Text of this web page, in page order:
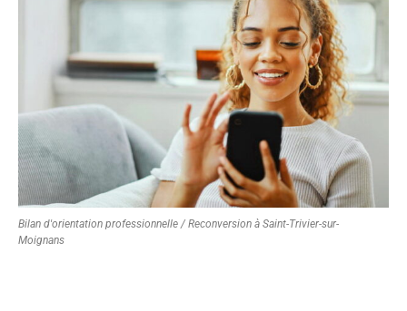
Bilan d'orientation professionnelle / Reconversion à Saint-Trivier-sur-
Moignans